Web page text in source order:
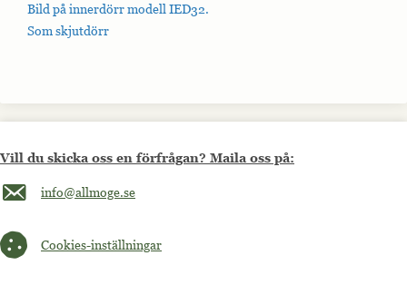
Bild på innerdörr modell IED32.
Som skjutdörr
Vill du skicka oss en förfrågan? Maila oss på:
Maila oss på info@allmoge.se
info@allmoge.se
Cookies-inställningar
Cookies-inställningar